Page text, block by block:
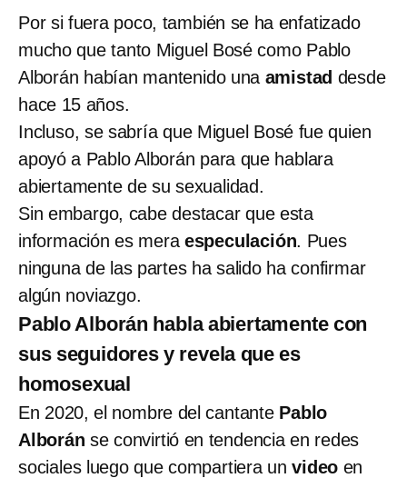
Por si fuera poco, también se ha enfatizado
mucho que tanto Miguel Bosé como Pablo
Alborán habían mantenido una amistad desde
hace 15 años.
Incluso, se sabría que Miguel Bosé fue quien
apoyó a Pablo Alborán para que hablara
abiertamente de su sexualidad.
Sin embargo, cabe destacar que esta
información es meraespeculación. Pues
ninguna de las partes ha salido ha confirmar
algún noviazgo.
Pablo Alborán habla abiertamente con
sus seguidores y revela que es
homosexual
En 2020, el nombre del cantante Pablo
Alborán se convirtió en tendencia en redes
sociales luego que compartiera unvideo en